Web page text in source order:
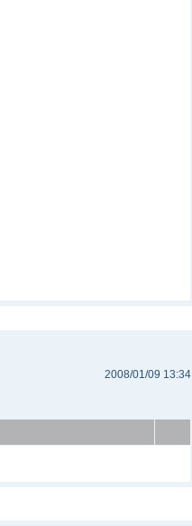
2008/01/09 13:34